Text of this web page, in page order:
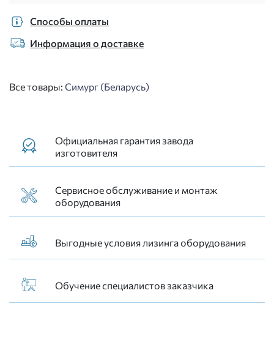
Способы оплаты
Информация о доставке
Все товары: Симург (Беларусь)
Официальная гарантия завода
изготовителя
Сервисное обслуживание и монтаж
оборудования
Выгодные условия лизинга оборудования
Обучение специалистов заказчика